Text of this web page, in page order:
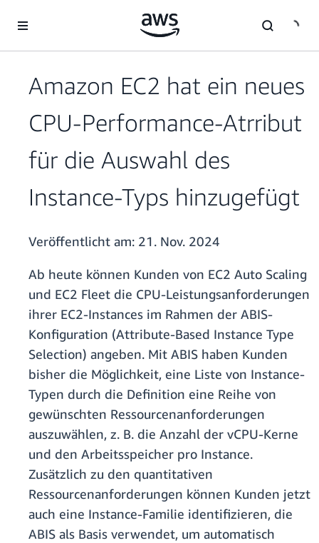
Überspringen zum Hauptinhalt
Amazon EC2 hat ein neues
CPU-Performance-Atrribut
für die Auswahl des
Instance-Typs hinzugefügt
Veröffentlicht am: 21. Nov. 2024
Ab heute können Kunden von EC2 Auto Scaling
und EC2 Fleet die CPU-Leistungsanforderungen
ihrer EC2-Instances im Rahmen der ABIS-
Konfiguration (Attribute-Based Instance Type
Selection) angeben. Mit ABIS haben Kunden
bisher die Möglichkeit, eine Liste von Instance-
Typen durch die Definition eine Reihe von
gewünschten Ressourcenanforderungen
auszuwählen, z. B. die Anzahl der vCPU-Kerne
und den Arbeitsspeicher pro Instance.
Zusätzlich zu den quantitativen
Ressourcenanforderungen können Kunden jetzt
auch eine Instance-Familie identifizieren, die
ABIS als Basis verwendet, um automatisch